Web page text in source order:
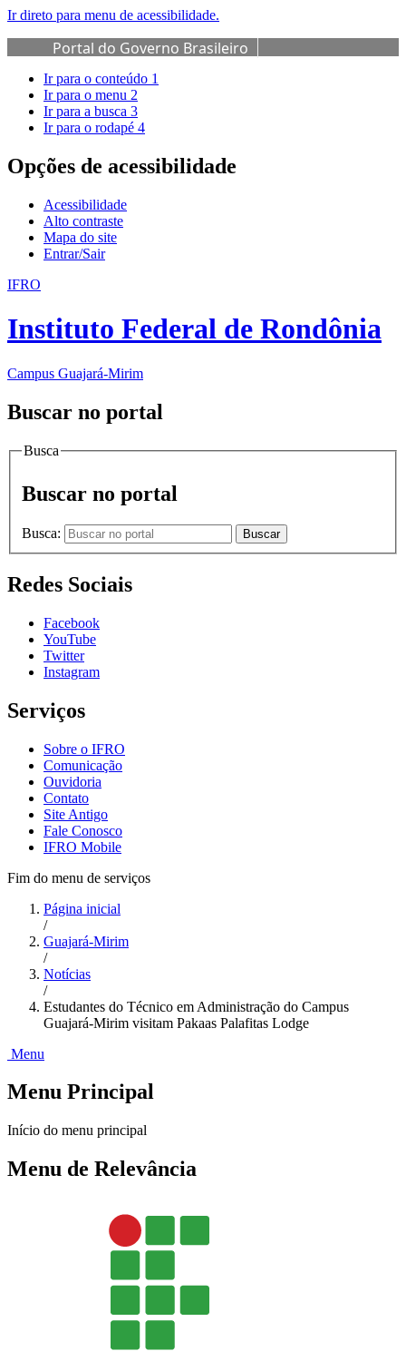
Ir direto para menu de acessibilidade.
Portal do Governo Brasileiro
Ir para o conteúdo 1
Ir para o menu 2
Ir para a busca 3
Ir para o rodapé 4
Opções de acessibilidade
Acessibilidade
Alto contraste
Mapa do site
Entrar/Sair
IFRO
Instituto Federal de Rondônia
Campus Guajará-Mirim
Buscar no portal
Busca
Buscar no portal
Busca: Buscar
Redes Sociais
Facebook
YouTube
Twitter
Instagram
Serviços
Sobre o IFRO
Comunicação
Ouvidoria
Contato
Site Antigo
Fale Conosco
IFRO Mobile
Fim do menu de serviços
Página inicial
/
Guajará-Mirim
/
Notícias
/
Estudantes do Técnico em Administração do Campus
Guajará-Mirim visitam Pakaas Palafitas Lodge
Menu
Menu Principal
Início do menu principal
Menu de Relevância